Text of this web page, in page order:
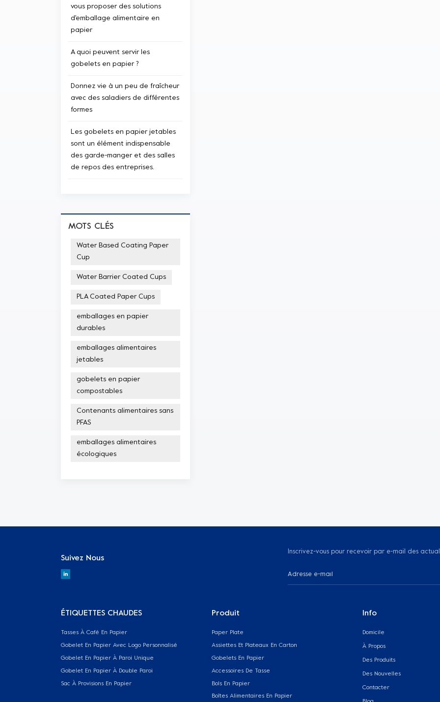
vous proposer des solutions
d'emballage alimentaire en
papier
A quoi peuvent servir les
gobelets en papier ?
Donnez vie à un peu de fraîcheur
avec des saladiers de différentes
formes
Les gobelets en papier jetables
sont un élément indispensable
des garde-manger et des salles
de repos des entreprises.
MOTS CLÉS
Water Based Coating Paper
Cup
Water Barrier Coated Cups
PLA Coated Paper Cups
emballages en papier
durables
emballages alimentaires
jetables
gobelets en papier
compostables
Contenants alimentaires sans
PFAS
emballages alimentaires
écologiques
Suivez Nous
Inscrivez-vous pour recevoir par e-mail des
ÉTIQUETTES CHAUDES
Tasses À Café En Papier
Gobelet En Papier Avec Logo Personnalisé
Gobelet En Papier À Paroi Unique
Gobelet En Papier À Double Paroi
Sac À Provisions En Papier
Produit
Paper Plate
Assiettes Et Plateaux En Carton
Gobelets En Papier
Accessoires De Tasse
Bols En Papier
Boîtes Alimentaires En Papier
Info
Domicile
À Propos
Des Produits
Des Nouvelles
Contacter